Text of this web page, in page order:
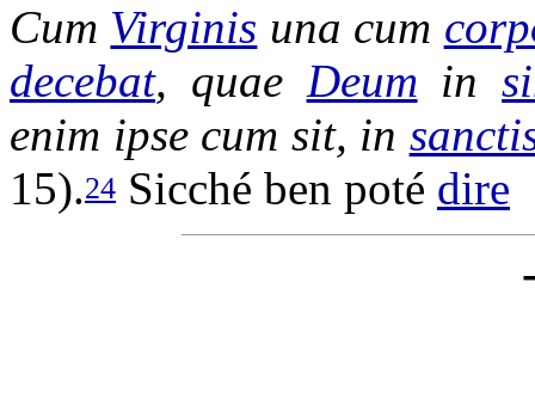
Cum Virginis una cum
decebat, quae Deum in
enim ipse cum sit, in
15).24 Sicché ben poté dire